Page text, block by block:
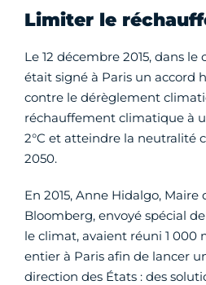
Limiter le
Le 12 décembre 2015, dans le
était signé à Paris un accord
contre le dérèglement
réchauffement climatique à
2°C et atteindre la neutralité
2050.
En 2015, Anne Hidalgo, Maire
Bloomberg, envoyé spécial
le climat, avaient réuni 1 000
entier à Paris afin de lancer
direction des États : des